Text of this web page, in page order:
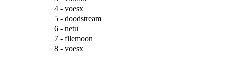
4 - voesx
5 - doodstream
6 - netu
7 - filemoon
8 - voesx